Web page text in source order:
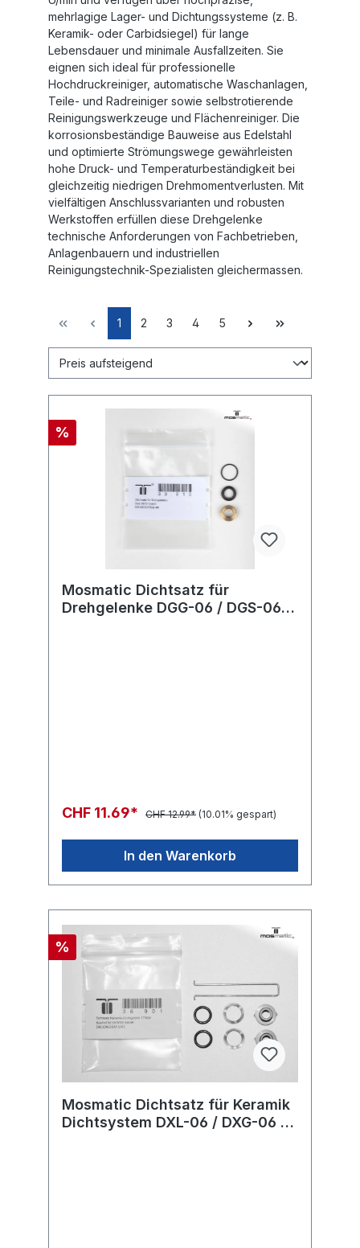
mehrlagige Lager- und Dichtungssysteme (z. B.
Keramik- oder Carbidsiegel) für lange
Lebensdauer und minimale Ausfallzeiten. Sie
eignen sich ideal für professionelle
Hochdruckreiniger, automatische Waschanlagen,
Teile- und Radreiniger sowie selbstrotierende
Reinigungswerkzeuge und Flächenreiniger. Die
korrosionsbeständige Bauweise aus Edelstahl
und optimierte Strömungswege gewährleisten
hohe Druck- und Temperaturbeständigkeit bei
gleichzeitig niedrigen Drehmomentverlusten. Mit
vielfältigen Anschlussvarianten und robusten
Werkstoffen erfüllen diese Drehgelenke
technische Anforderungen von Fachbetrieben,
Anlagenbauern und industriellen
Reinigungstechnik-Spezialisten gleichermassen.
1 2 3 4 5
%
Mosmatic Dichtsatz für
Drehgelenke DGG-06 / DGS-06 /
CHF 11.69* CHF 12.99* (10.01% gespart)
In den Warenkorb
%
Mosmatic Dichtsatz für Keramik
Dichtsystem DXL-06 / DXG-06 /